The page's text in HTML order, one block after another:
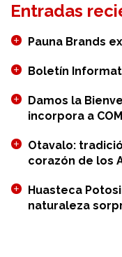
Entradas
Pauna Brands
Boletín
Damos la
incorpora a
Otavalo:
corazón de los
Huasteca
naturaleza